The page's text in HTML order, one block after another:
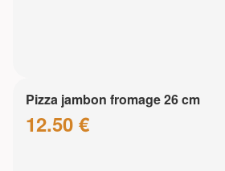
Pizza jambon fromage 26 cm
12.50 €